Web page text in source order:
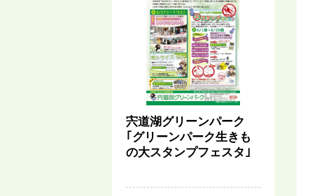
宍道湖グリーンパーク
｢グリーンパーク生きも
の大スタンプフェスタ｣